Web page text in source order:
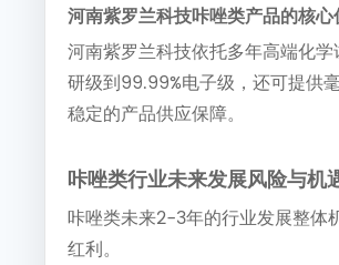
河南紫罗兰科技咔唑类产品的核
河南紫罗兰科技依托多年高端化
研级到99.99%电子级，还可提供
稳定的产品供应保障。
咔唑类行业未来发展风险与机
咔唑类未来2-3年的行业发展整体
红利。